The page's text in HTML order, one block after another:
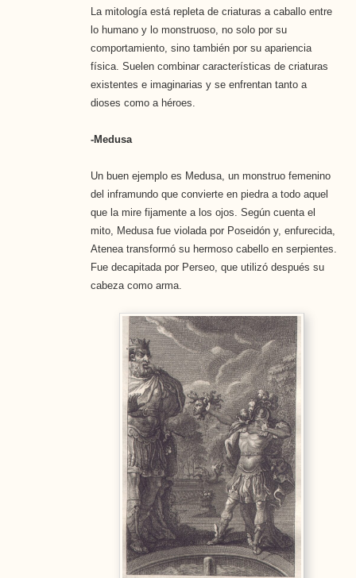
La mitología está repleta de criaturas a caballo entre
lo humano y lo monstruoso, no solo por su
comportamiento, sino también por su apariencia
física. Suelen combinar características de criaturas
existentes e imaginarias y se enfrentan tanto a
dioses como a héroes.
-Medusa
Un buen ejemplo es Medusa, un monstruo femenino
del inframundo que convierte en piedra a todo aquel
que la mire fijamente a los ojos. Según cuenta el
mito, Medusa fue violada por Poseidón y, enfurecida,
Atenea transformó su hermoso cabello en serpientes.
Fue decapitada por Perseo, que utilizó después su
cabeza como arma.